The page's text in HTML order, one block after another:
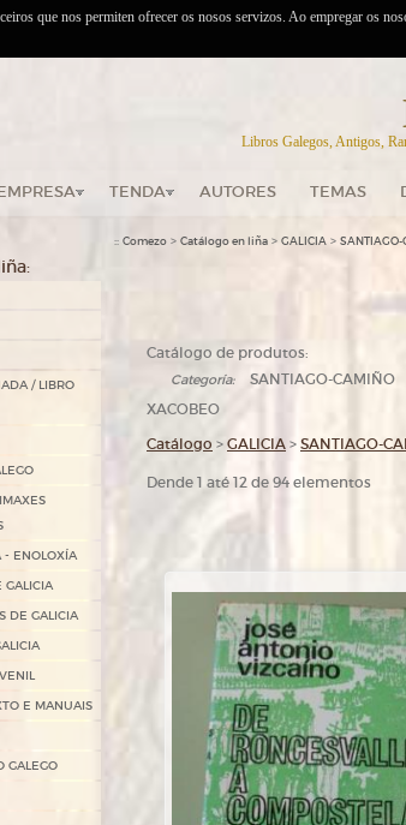
Libros Galegos, Antigos,
TENDA AUTORES TEMAS
/ LIBRO
- ENOLOXÍA
GALICIA
DE GALICIA
E MANUAIS
GALEGO
:: Comezo > Catálogo en liña > GALICIA > SANTIAGO-
Catálogo de produtos:
Categoría:SANTIAGO-CAMIÑO
XACOBEO
Catálogo > GALICIA > SANTIAGO-
Dende 1 até 12 de 94 elementos
que nos permiten ofrecer os nosos servizos. Ao empregar os